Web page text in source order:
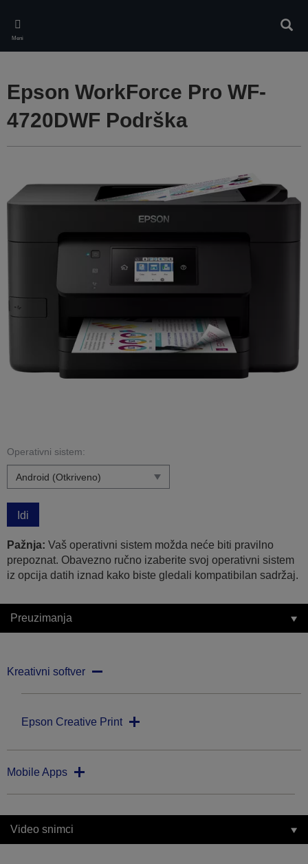
main
content
Meni
Epson WorkForce Pro WF-
4720DWF Podrška
Operativni sistem:
Idi
Pažnja: Vaš operativni sistem možda neće biti pravilno
prepoznat. Obavezno ručno izaberite svoj operativni sistem
iz opcija datih iznad kako biste gledali kompatibilan sadržaj.
Preuzimanja
Kreativni softver
Epson Creative Print
Mobile Apps
Video snimci